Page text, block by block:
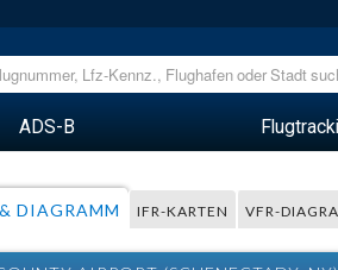
ADS-B
DIAGRAMM IFR-KARTEN VFR-